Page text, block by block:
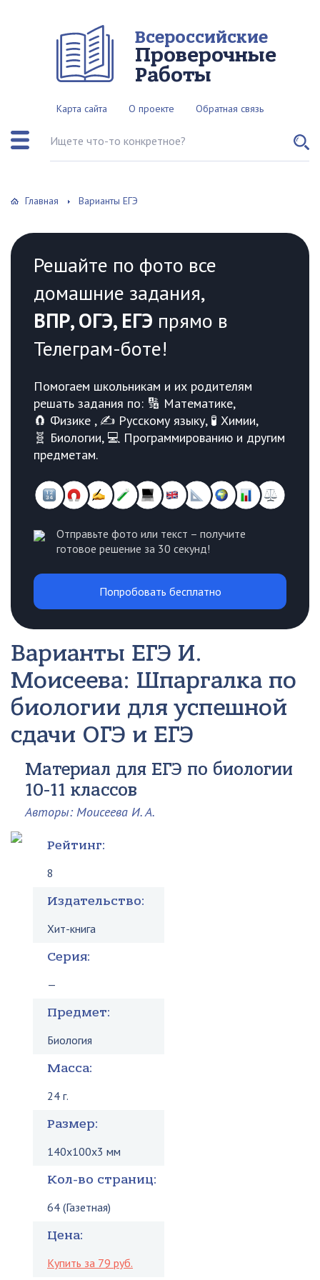
Всероссийские
Проверочные
Работы
Карта сайта О проекте Обратная связь
Поиск по сайту
Главная Варианты ЕГЭ
Решайте по фото все
домашние задания,
ВПР, ОГЭ, ЕГЭ прямо в
Телеграм-боте!
Помогаем школьникам и их родителям
решать задания по: 🔢 Математике,
🧲 Физике , ✍️ Русскому языку, 🧪 Химии,
🧬 Биологии, 💻 Программированию и другим
предметам.
Отправьте фото или текст – получите
готовое решение за 30 секунд!
Попробовать бесплатно
Варианты ЕГЭ И.
Моисеева: Шпаргалка по
биологии для успешной
сдачи ОГЭ и ЕГЭ
Материал для ЕГЭ по биологии
10-11 классов
Авторы: Моисеева И. А.
Рейтинг:
8
Издательство:
Хит-книга
Серия:
—
Предмет:
Биология
Масса:
24 г.
Размер:
140x100x3 мм
Кол-во страниц:
64 (Газетная)
Цена:
Купить за 79 руб.